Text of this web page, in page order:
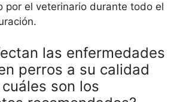
por el veterinario durante todo el
las enfermedades
perros a su calidad
son los